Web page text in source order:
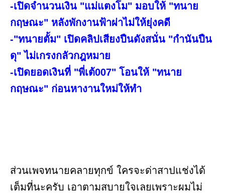
-เปิดจำนวนเงิน​ "แม่แตงโม" มอบให้ "ทนาย
กฤษณะ" หลังพักงานฟ้าผ่าไม่ให้ยุ่งคดี
-"ทนายตั้ม" เปิดคลิปเสียงปืนดังสนั่น "กำนันปืน
ดุ" ไม่เกรงกลัวกฎหมาย
-เปิดยอดเงินที่​ "พี่เต้007" โอนให้ "ทนาย
กฤษณะ" ก่อนหางานใหม่ให้ทำ
ส่วนเพจทนายคลายทุกข์ ใครจะด่าสาปแช่งได้
เต็มที่นะครับ เอาตามสบายใจเลยเพราะผมไม่